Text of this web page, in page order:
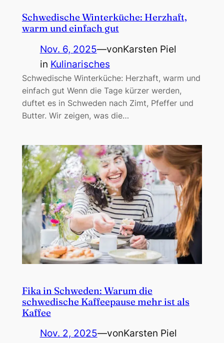
Schwedische Winterküche: Herzhaft,
warm und einfach gut
Nov. 6, 2025—vonKarsten Piel
in Kulinarisches
Schwedische Winterküche: Herzhaft, warm und
einfach gut Wenn die Tage kürzer werden,
duftet es in Schweden nach Zimt, Pfeffer und
Butter. Wir zeigen, was die…
Fika in Schweden: Warum die
schwedische Kaffeepause mehr ist als
Kaffee
Nov. 2, 2025—vonKarsten Piel